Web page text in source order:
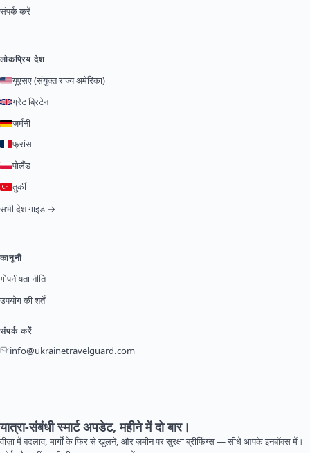
संपर्क करें
लोकप्रिय देश
यूएसए (संयुक्त राज्य अमेरिका)
ग्रेट ब्रिटेन
जर्मनी
फ्रांस
पोलैंड
तुर्की
सभी देश गाइड →
कानूनी
गोपनीयता नीति
उपयोग की शर्तें
संपर्क करें
info@ukrainetravelguard.com
यात्रा-संबंधी स्मार्ट अपडेट, महीने में दो बार।
वीज़ा में बदलाव, मार्गों के फिर से खुलने, और ज़मीन पर सुरक्षा ब्रीफिंग्स — सीधे आपके इनबॉक्स में।